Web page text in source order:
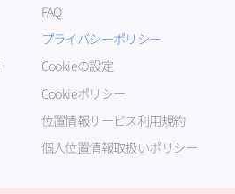
FAQ
プライバシーポリシー
Cookieの設定
Cookieポリシー
位置情報サービス利用規約
個人位置情報取扱いポリシー